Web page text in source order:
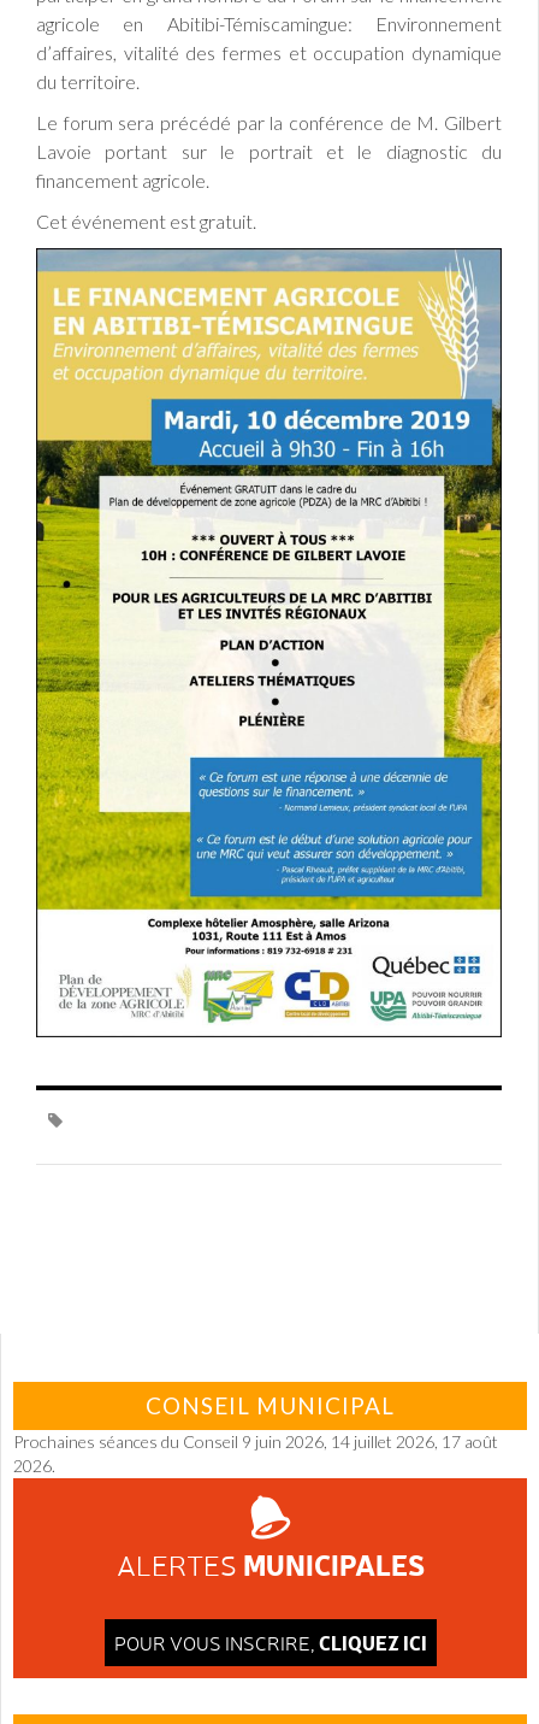
agricole en Abitibi-Témiscamingue: Environnement
d’affaires, vitalité des fermes et occupation dynamique
du territoire.
Le forum sera précédé par la conférence de M. Gilbert
Lavoie portant sur le portrait et le diagnostic du
financement agricole.
Cet événement est gratuit.
CONSEIL MUNICIPAL
Prochaines séances du Conseil 9 juin 2026, 14 juillet 2026, 17 août
2026.
ALERTES MUNICIPALES
POUR VOUS INSCRIRE, CLIQUEZ ICI